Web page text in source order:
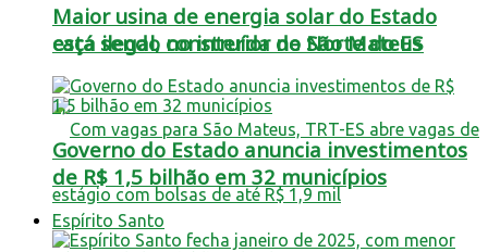
caça ilegal, no interior de São Mateus
Maior usina de energia solar do Estado
está sendo construída no Norte do ES
Governo do Estado anuncia investimentos
de R$ 1,5 bilhão em 32 municípios
Espírito Santo